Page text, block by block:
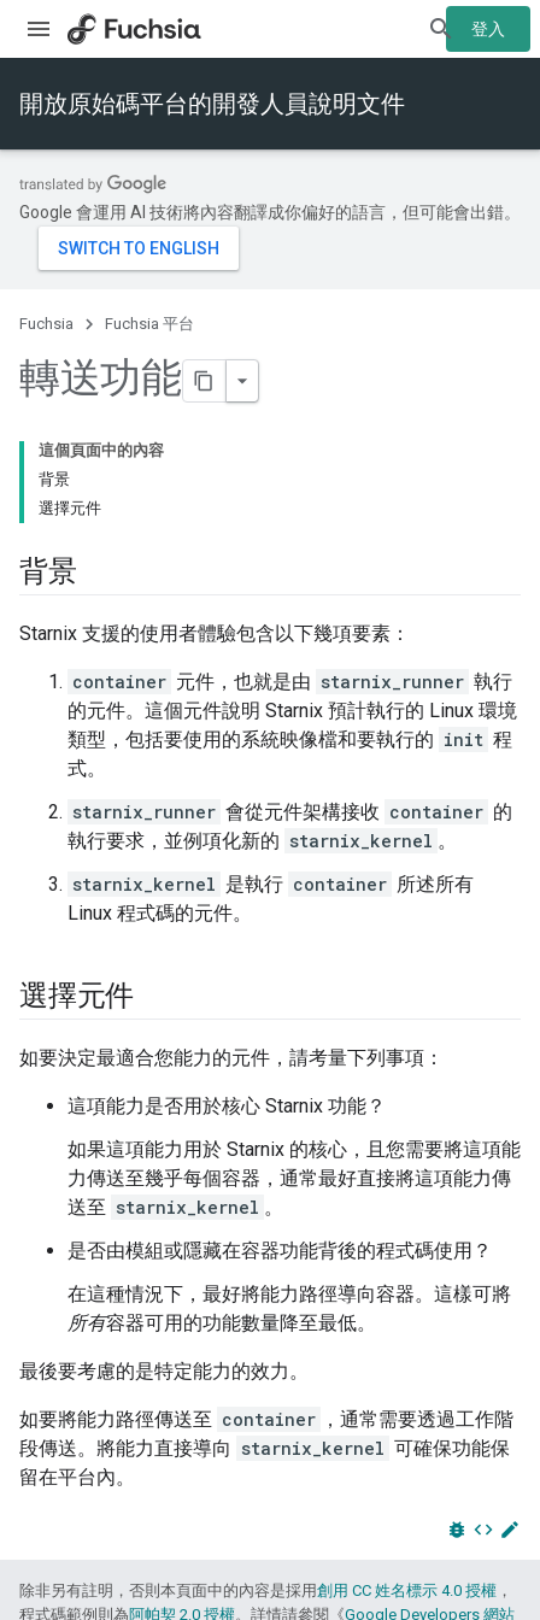
登入
開放原始碼平台的開發人員說明文件
Google 會運用 AI 技術將內容翻譯成你偏好的語言，但可能會出錯。
Fuchsia Fuchsia 平台
轉送功能
這個頁面中的內容
背景
選擇元件
背景
Starnix 支援的使用者體驗包含以下幾項要素：
container 元件，也就是由 starnix_runner 執行
的元件。這個元件說明 Starnix 預計執行的 Linux 環境
類型，包括要使用的系統映像檔和要執行的 init 程
式。
starnix_runner 會從元件架構接收 container 的
執行要求，並例項化新的 starnix_kernel 。
starnix_kernel 是執行 container 所述所有
Linux 程式碼的元件。
選擇元件
如要決定最適合您能力的元件，請考量下列事項：
這項能力是否用於核心 Starnix 功能？
如果這項能力用於 Starnix 的核心，且您需要將這項能
力傳送至幾乎每個容器，通常最好直接將這項能力傳
送至 starnix_kernel 。
是否由模組或隱藏在容器功能背後的程式碼使用？
在這種情況下，最好將能力路徑導向容器。這樣可將
所有容器可用的功能數量降至最低。
最後要考慮的是特定能力的效力。
如要將能力路徑傳送至 container ，通常需要透過工作階
段傳送。將能力直接導向 starnix_kernel 可確保功能保
留在平台內。
bug_report code edit
除非另有註明，否則本頁面中的內容是採用創用 CC 姓名標示 4.0 授權 ，
程式碼範例則為阿帕契 2.0 授權。詳情請參閱《Google Developers 網站